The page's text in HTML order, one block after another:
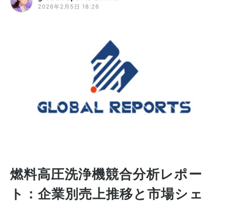
2026年2月5日 18:26
燃料高圧洗浄機競合分析レポー
ト：企業別売上推移と市場シェ